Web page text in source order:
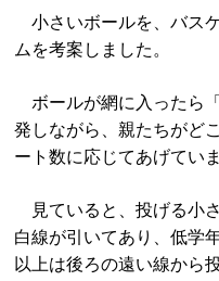
小さいボールを、バス
ムを考案しました。
ボールが網に入ったら
発しながら、親たちがど
ート数に応じてあげていま
見ていると、投げる小
白線が引いてあり、低学
以上は後ろの遠い線から